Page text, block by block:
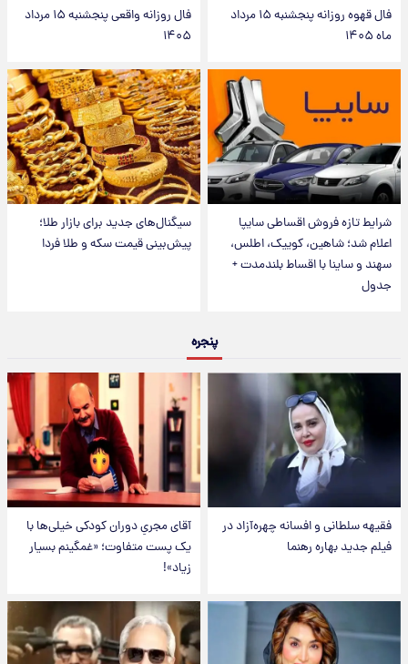
فال قهوه روزانه پنجشنبه ۱۵ مرداد
ماه ۱۴۰۵
فال روزانه واقعی پنجشنبه ۱۵ مرداد
۱۴۰۵
شرایط تازه فروش اقساطی سایپا
اعلام شد؛ شاهین، کوییک، اطلس،
سهند و ساینا با اقساط بلندمدت +
جدول
سیگنال‌های جدید برای بازار طلا؛
پیش‌بینی قیمت سکه و طلا فردا
پنجره
فقیهه سلطانی و افسانه چهره‌آزاد در
فیلم جدید بهاره رهنما
آقای مجریِ دوران کودکی خیلی‌ها با
یک پست متفاوت؛ «غمگینم بسیار
زیاد»!